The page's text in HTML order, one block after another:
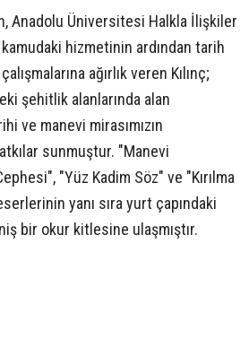
Anadolu Üniversitesi Halkla İlişkiler
hizmetinin ardından tarih
ağırlık veren Kılınç;
şehitlik alanlarında alan
ve manevi mirasımızın
sunmuştur. "Manevi
"Yüz Kadim Söz" ve "Kırılma
yanı sıra yurt çapındaki
bir okur kitlesine ulaşmıştır.